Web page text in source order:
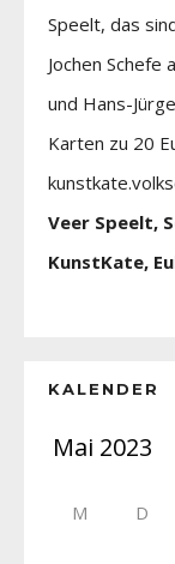
Speelt, das
Jochen Schefe
und Hans-
Karten zu 20
Veer Speelt,
KunstKate,
KALENDER
M D